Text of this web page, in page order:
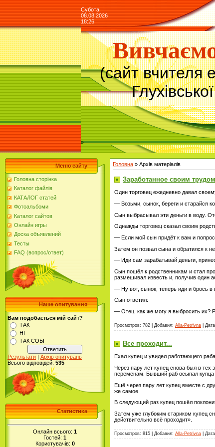
Субота
08.08.2026
18:26
(сайт вчителя
»
Меню сайту
Головна сторінка
Каталог файлів
КАТАЛОГ статей
Фотоальбоми
Каталог сайтов
Онлайн игры
Доска объявлений
Тесты
FAQ (вопрос/ответ)
Наше опитування
Вам подобається мій сайт?
ТАК
НІ
ТАК СОБІ
Результати | Архів опитувань
Всього відповідей: 535
Статистика
Онлайн всього: 1
Гостей: 1
Користувачів: 0
Головна » Архів матеріалів
Заработанное своим трудом
Один торговец ежедневно давал
— Возьми, сынок, береги и старайся
Сын выбрасывал эти деньги в воду.
Однажды торговец сказал своим
— Если мой сын придёт к вам и
Затем он позвал сына и обратился к
— Иди сам зарабатывай деньги,
Сын пошёл к родственникам и стал
размешивал известь и, получив один
— Ну вот, сынок, теперь иди и брось в
Сын ответил:
— Отец, как же могу я выбросить их?
Просмотров: 782 | Добавил: Alla-Petrivna |
Все проходит...
Ехал купец и увидел работающего
Через пару лет купец снова был в тех
переменам. Бывший раб осыпал купца
Ещё через пару лет купец вместе с
же самое.
В следующий раз купец пошёл
Затем уже глубоким стариком купец
действительно всё проходит».
Просмотров: 815 | Добавил: Alla-Petrivna |